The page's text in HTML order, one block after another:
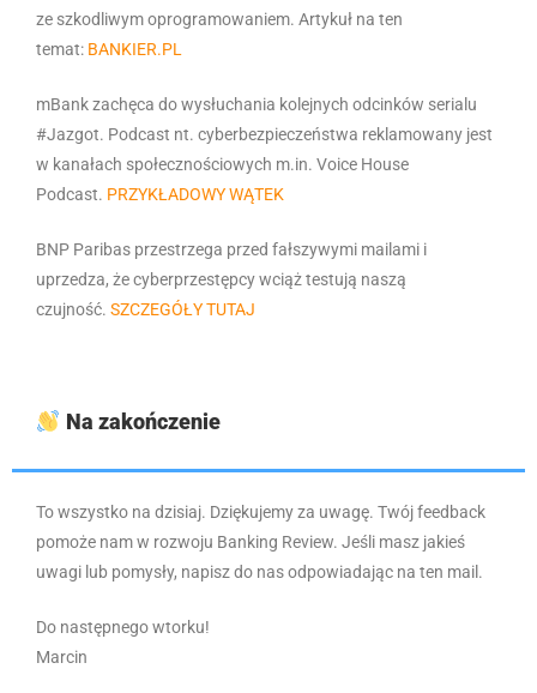
ze szkodliwym oprogramowaniem. Artykuł na ten
temat: BANKIER.PL
mBank zachęca do wysłuchania kolejnych odcinków serialu
#Jazgot. Podcast nt. cyberbezpieczeństwa reklamowany jest
w kanałach społecznościowych m.in. Voice House
Podcast. PRZYKŁADOWY WĄTEK
BNP Paribas przestrzega przed fałszywymi mailami i
uprzedza, że cyberprzestępcy wciąż testują naszą
czujność. SZCZEGÓŁY TUTAJ
Na zakończenie
To wszystko na dzisiaj. Dziękujemy za uwagę. Twój feedback
pomoże nam w rozwoju Banking Review. Jeśli masz jakieś
uwagi lub pomysły, napisz do nas odpowiadając na ten mail.
Do następnego wtorku!
Marcin